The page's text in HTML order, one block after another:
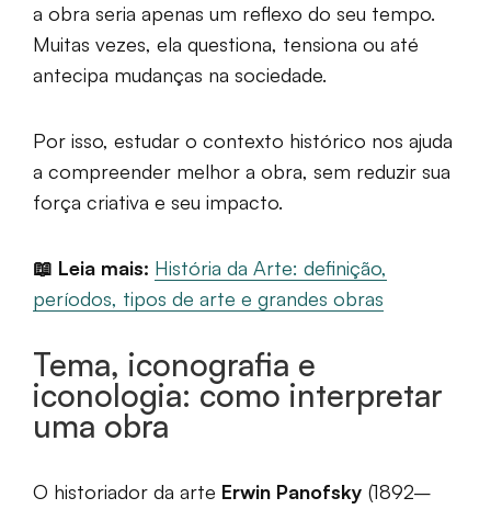
a obra seria apenas um reflexo do seu tempo.
Muitas vezes, ela questiona, tensiona ou até
antecipa mudanças na sociedade.
Por isso, estudar o contexto histórico nos ajuda
a compreender melhor a obra, sem reduzir sua
força criativa e seu impacto.
📖 Leia mais: História da Arte: definição,
períodos, tipos de arte e grandes obras
Tema, iconografia e
iconologia: como interpretar
uma obra
O historiador da arte Erwin Panofsky (1892–